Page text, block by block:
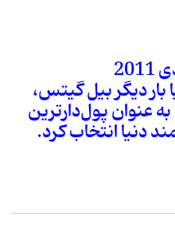
مجله فوربس در طبقه‌بندی 2011
دیگر بیل گیتس،
عنوان پول‌دارترین
دنیا انتخاب کرد.